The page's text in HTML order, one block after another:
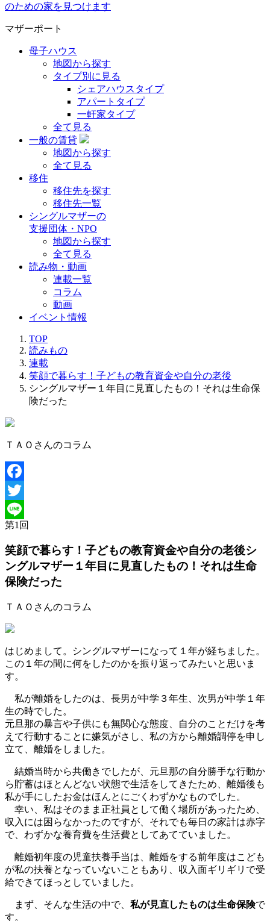
マザーポート
母子ハウス
地図から探す
タイプ別に見る
シェアハウスタイプ
アパートタイプ
一軒家タイプ
全て見る
一般の賃貸
地図から探す
全て見る
移住
移住先を探す
移住先一覧
シングルマザーの
支援団体・NPO
地図から探す
全て見る
読み物・動画
連載一覧
コラム
動画
イベント情報
TOP
読みもの
連載
笑顔で暮らす！子どもの教育資金や自分の老後
シングルマザー１年目に見直したもの！それは生命保
険だった
ＴＡＯさんのコラム
Facebook
Twitter
Line
第1 回
笑顔で暮らす！子どもの教育資金や自分の老後シ
ングルマザー１年目に見直したもの！それは生命
保険だった
ＴＡＯさんのコラム
はじめまして。シングルマザーになって１年が経ちました。
この１年の間に何をしたのかを振り返ってみたいと思いま
す。
私が離婚をしたのは、長男が中学３年生、次男が中学１年
生の時でした。
元旦那の暴言や子供にも無関心な態度、自分のことだけを考
えて行動することに嫌気がさし、私の方から離婚調停を申し
立て、離婚をしました。
結婚当時から共働きでしたが、元旦那の自分勝手な行動か
ら貯蓄はほとんどない状態で生活をしてきたため、離婚後も
私が手にしたお金はほんとにごくわずかなものでした。
幸い、私はそのまま正社員として働く場所があったため、
収入には困らなかったのですが、それでも毎日の家計は赤字
で、わずかな養育費を生活費としてあてていました。
離婚初年度の児童扶養手当は、離婚をする前年度はこども
が私の扶養となっていないこともあり、収入面ギリギリで受
給できてほっとしていました。
まず、そんな生活の中で、 私が見直したものは生命保険で
す。